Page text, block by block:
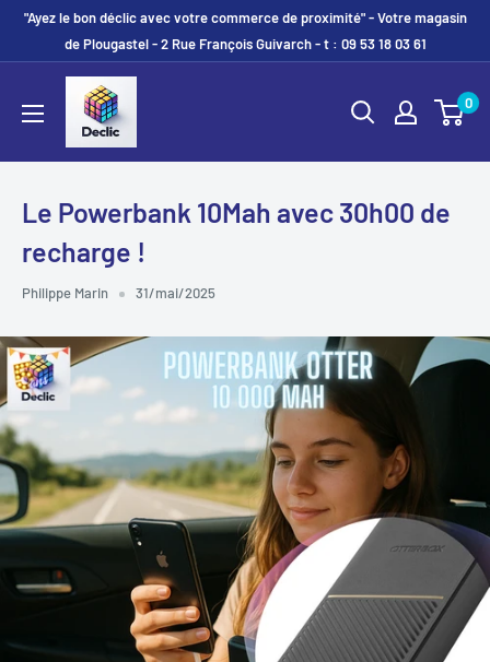
"Ayez le bon déclic avec votre commerce de proximité" - Votre magasin
de Plougastel - 2 Rue François Guivarch - t : 09 53 18 03 61
0
Le Powerbank 10Mah avec 30h00 de
recharge !
Philippe Marin 31/mai/2025